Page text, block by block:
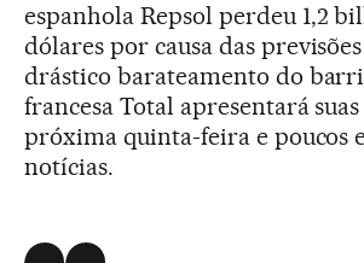
espanhola Repsol perdeu 1,2
dólares por causa das
drástico barateamento do
francesa Total apresentará
próxima quinta-feira e poucos
notícias.